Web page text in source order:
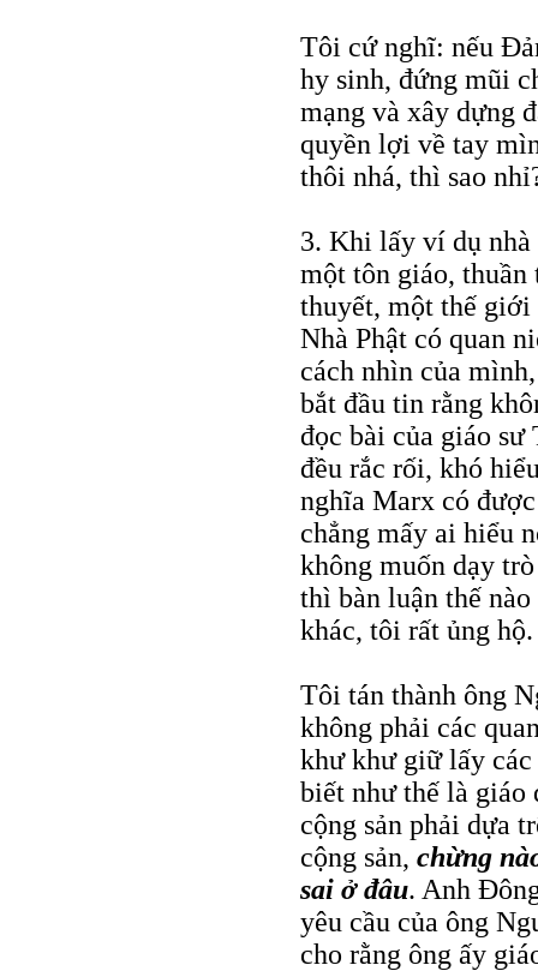
Tôi cứ nghĩ: nếu
hy sinh, đứng mũi
mạng và xây dựng
quyền lợi về tay
thôi nhá, thì sao
3. Khi lấy ví dụ
một tôn giáo,
thuyết, một thế giới
Nhà Phật có quan
cách nhìn của
bắt đầu tin rằng
đọc bài của giáo
đều rắc rối, khó
nghĩa Marx có
chẳng mấy ai hiểu
không muốn dạy
thì bàn luận thế
khác, tôi rất ủng hộ.
Tôi tán thành ông
không phải các
khư khư giữ lấy
biết như thế là
cộng sản phải dựa
cộng sản, chừng
sai ở đâu. Anh
yêu cầu của ông
cho rằng ông ấy